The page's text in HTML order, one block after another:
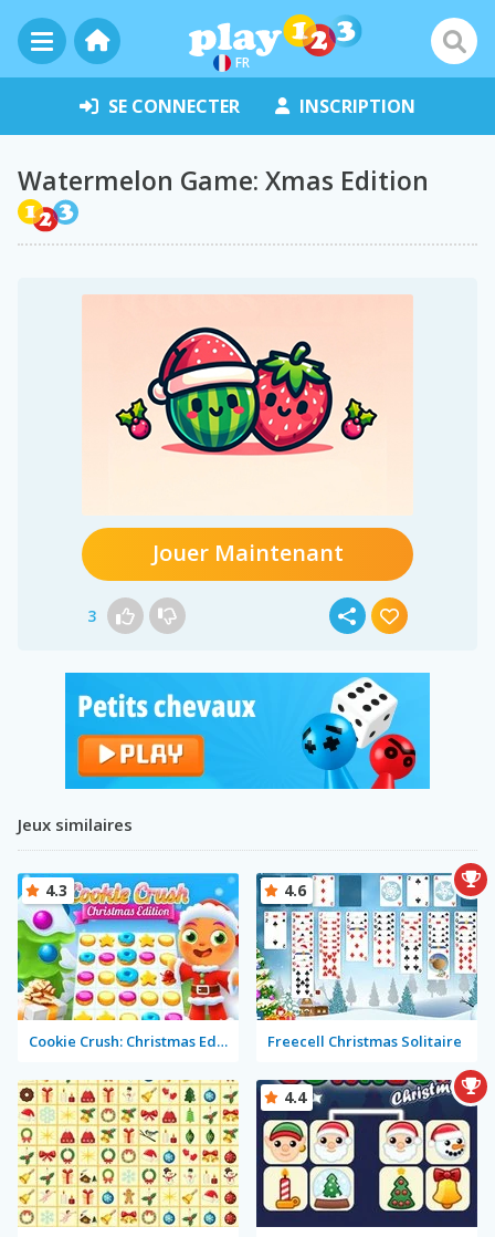
FR
SE CONNECTER INSCRIPTION
Watermelon Game: Xmas Edition
Jouer Maintenant
3
Jeux similaires
Cookie Crush: Christmas Edition
4.3
Freecell Christmas Solitaire
4.6
4.4